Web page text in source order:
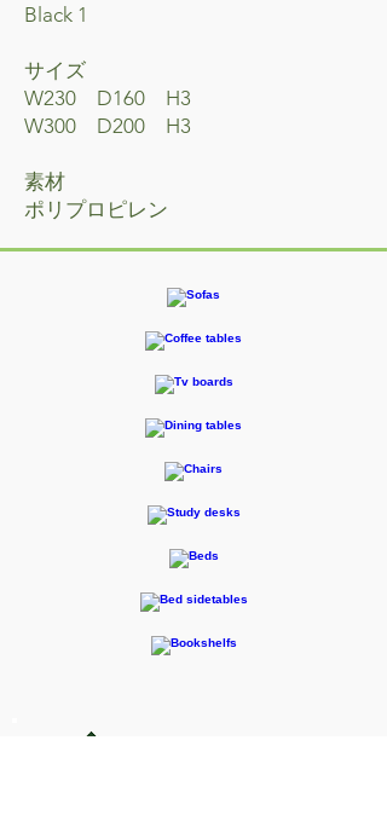
Black 1
サイズ
W230 D160 H3
W300 D200 H3
素材
​ポリプロピレン